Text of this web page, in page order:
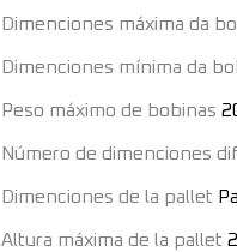
Dimenciones máxima da
Dimenciones mínima da
Peso máximo de bobinas
Número de dimenciones
Dimenciones de la pallet
Altura máxima de la pallet